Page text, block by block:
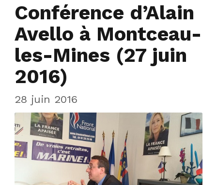
Conférence d’Alain
Avello à Montceau-
les-Mines (27 juin
2016)
28 juin 2016